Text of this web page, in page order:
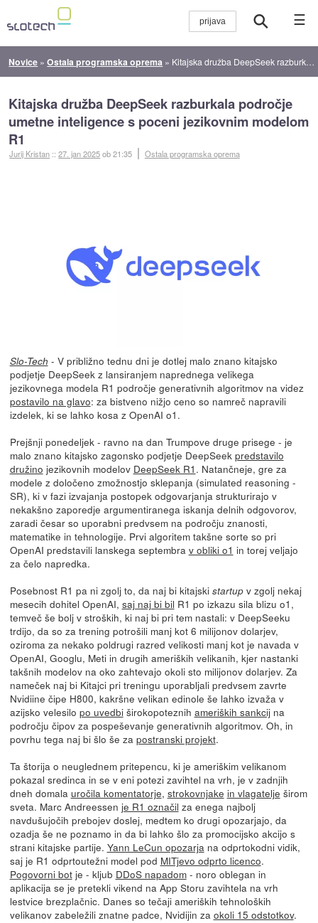
☰
Novice »Ostala programska oprema » Kitajska družba DeepSeek razburkala področje umetne inteligence s poceni jezikovnim modelom R1
Kitajska družba DeepSeek razburkala področje
umetne inteligence s poceni jezikovnim modelom
R1
Jurij Kristan ::27. jan 2025ob 21:35 Ostala programska oprema
Slo-Tech - V približno tednu dni je dotlej malo znano kitajsko
podjetje DeepSeek z lansiranjem naprednega velikega
jezikovnega modela R1 področje generativnih algoritmov na videz
postavilo na glavo: za bistveno nižjo ceno so namreč napravili
izdelek, ki se lahko kosa z OpenAI o1.
Prejšnji ponedeljek - ravno na dan Trumpove druge prisege - je
malo znano kitajsko zagonsko podjetje DeepSeek predstavilo
družino jezikovnih modelov DeepSeek R1 . Natančneje, gre za
modele z določeno zmožnostjo sklepanja (simulated reasoning -
SR), ki v fazi izvajanja postopek odgovarjanja strukturirajo v
nekakšno zaporedje argumentiranega iskanja delnih odgovorov,
zaradi česar so uporabni predvsem na področju znanosti,
matematike in tehnologije. Prvi algoritem takšne sorte so pri
OpenAI predstavili lanskega septembra v obliki o1 in torej veljajo
za čelo napredka.
Posebnost R1 pa ni zgolj to, da naj bi kitajski startupv zgolj nekaj
mesecih dohitel OpenAI, saj naj bi bil R1 po izkazu sila blizu o1,
temveč še bolj v stroških, ki naj bi pri tem nastali: v DeepSeeku
trdijo, da so za trening potrošili manj kot 6 milijonov dolarjev,
oziroma za nekako poldrugi razred velikosti manj kot je navada v
OpenAI, Googlu, Meti in drugih ameriških velikanih, kjer nastanki
takšnih modelov na oko zahtevajo okoli sto milijonov dolarjev. Za
nameček naj bi Kitajci pri treningu uporabljali predvsem zavrte
Nvidiine čipe H800, kakršne velikan edinole še lahko izvaža v
azijsko velesilo po uvedbiširokopoteznih ameriških sankcijna
področju čipov za pospeševanje generativnih algoritmov. Oh, in
povrhu tega naj bi šlo še za postranski projekt.
Ta štorija o neuglednem pritepencu, ki je ameriškim velikanom
pokazal sredinca in se v eni potezi zavihtel na vrh, je v zadnjih
dneh domala uročila komentatorje, strokovnjake in vlagatelje širom
sveta. Marc Andreessen je R1 označil za enega najbolj
navdušujočih prebojev doslej, medtem ko drugi opozarjajo, da
ozadja še ne poznamo in da bi lahko šlo za promocijsko akcijo s
strani kitajske partije. Yann LeCun opozarjana odprtokodni vidik,
saj je R1 odprtoutežni model pod MITjevo odprto licenco.
Pogovorni botje - kljub DDoS napadom- noro oblegan in
aplikacija se je pretekli vikend na App Storu zavihtela na vrh
lestvice brezplačnic. Danes so tečaji ameriških tehnoloških
velikanov zabeležili znatne padce, Nvidijin za okoli 15 odstotkov.